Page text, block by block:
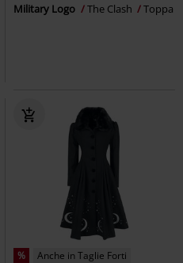
Military Logo The Clash Toppa
% Anche in Taglie Forti